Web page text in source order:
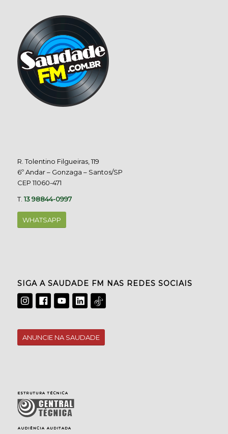
R. Tolentino Filgueiras, 119
6º Andar – Gonzaga – Santos/SP
CEP 11060-471
T.13 98844-0997
WHATSAPP
SIGA A SAUDADE FM NAS REDES SOCIAIS
ANUNCIE NA SAUDADE